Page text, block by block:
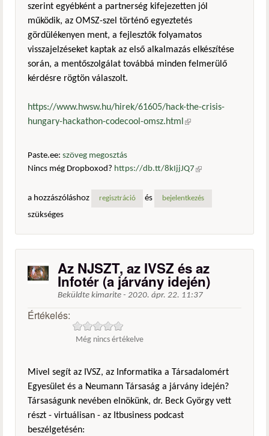
szerint egyébként a partnerség kifejezetten jól
működik, az OMSZ-szel történő egyeztetés
gördülékenyen ment, a fejlesztők folyamatos
visszajelzéseket kaptak az első alkalmazás elkészítése
során, a mentőszolgálat továbbá minden felmerülő
kérdésre rögtön válaszolt.
https://www.hwsw.hu/hirek/61605/hack-the-crisis-
hungary-hackathon-codecool-omsz.html(külső hivatkozás)
Paste.ee: szöveg megosztás
Nincs még Dropboxod? https://db.tt/8kIjjJQ7 (külső
a hozzászóláshoz
regisztráció és bejelentkezés
szükséges
Az NJSZT, az IVSZ és az
Infotér (a járvány idején)
Beküldte kimarite - 2020. ápr. 22. 11:37
Értékelés:
Még nincs értékelve
Mivel segít az IVSZ, az Informatika a Társadalomért
Egyesület és a Neumann Társaság a járvány idején?
Társaságunk nevében elnökünk, dr. Beck György vett
részt - virtuálisan - az Itbusiness podcast
beszélgetésén: